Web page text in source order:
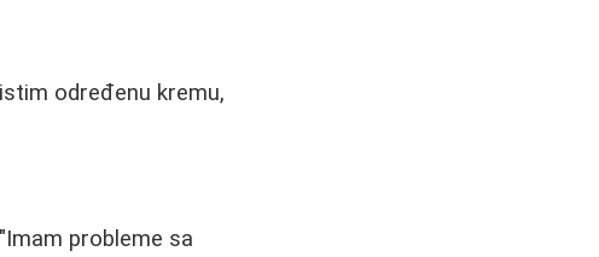
određenu kremu,
probleme sa